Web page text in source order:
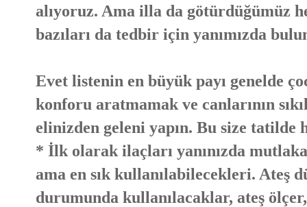
alıyoruz. Ama illa da götürdüğümüz
bazıları da tedbir için yanımızda
Evet listenin en büyük payı genelde
konforu aratmamak ve canlarının
elinizden geleni yapın. Bu size
* İlk olarak ilaçları yanınızda
ama en sık kullanılabilecekleri. Ateş
durumunda kullanılacaklar, ateş